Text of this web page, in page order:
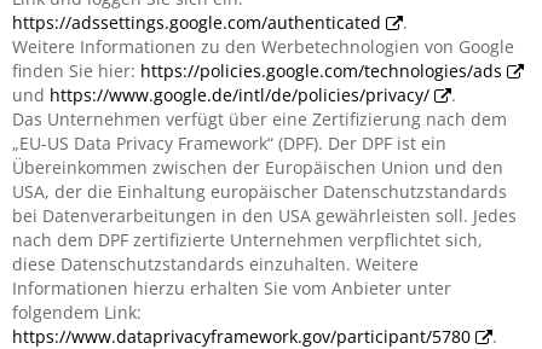
https://adssettings.google.com/authenticated
.
Weitere Informationen zu den Werbetechnologien von Google
finden Sie hier: https://policies.google.com/technologies/ads
und https://www.google.de/intl/de/policies/privacy/
.
Das Unternehmen verfügt über eine Zertifizierung nach dem
„EU-US Data Privacy Framework“ (DPF). Der DPF ist ein
Übereinkommen zwischen der Europäischen Union und den
USA, der die Einhaltung europäischer Datenschutzstandards
bei Datenverarbeitungen in den USA gewährleisten soll. Jedes
nach dem DPF zertifizierte Unternehmen verpflichtet sich,
diese Datenschutzstandards einzuhalten. Weitere
Informationen hierzu erhalten Sie vom Anbieter unter
folgendem Link:
https://www.dataprivacyframework.gov/participant/5780
.